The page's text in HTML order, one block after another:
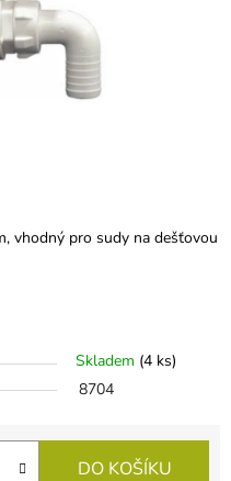
vhodný pro sudy na dešťovou
Skladem (4 ks)
8704
DO KOŠÍKU